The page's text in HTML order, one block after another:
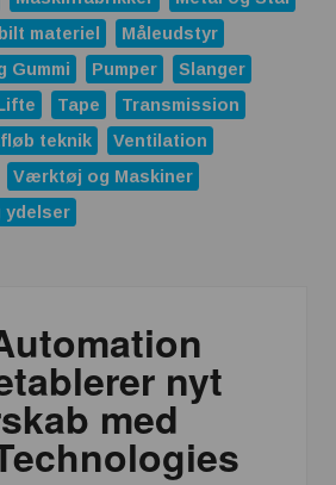
materiel
Måleudstyr
Gummi Pumper
Slanger
Tape
Transmission
teknik
Ventilation
Værktøj og Maskiner
ydelser
nyt
med